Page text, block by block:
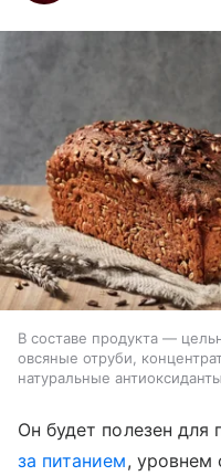
В составе продукта —
овсяные отруби,
натуральные антиоксиданты
Он будет полезен для
за питанием, уровнем